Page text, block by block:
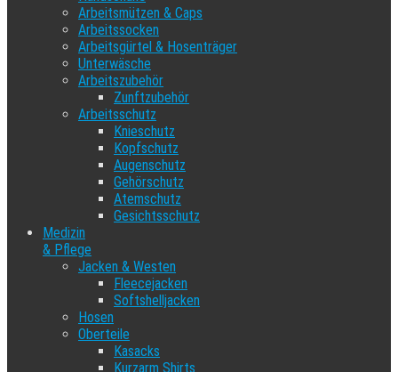
Arbeitsmützen & Caps
Arbeitssocken
Arbeitsgürtel & Hosenträger
Unterwäsche
Arbeitszubehör
Zunftzubehör
Arbeitsschutz
Knieschutz
Kopfschutz
Augenschutz
Gehörschutz
Atemschutz
Gesichtsschutz
Medizin
& Pflege
Jacken & Westen
Fleecejacken
Softshelljacken
Hosen
Oberteile
Kasacks
Kurzarm Shirts